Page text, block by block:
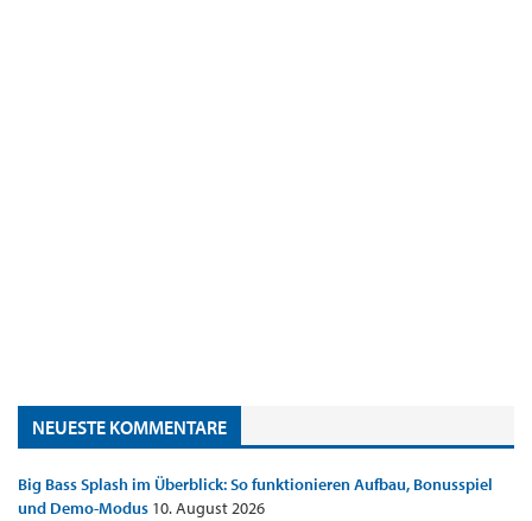
NEUESTE KOMMENTARE
Big Bass Splash im Überblick: So funktionieren Aufbau, Bonusspiel
und Demo-Modus 10. August 2026